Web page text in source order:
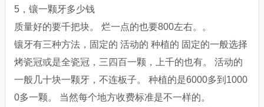
5，镶一颗牙多少钱
质量好的要千把块。 烂一点的也要800左右。。
镶牙有三种方法，固定的 活动的 种植的 固定的一般选择
烤瓷冠或是全瓷冠，三四百一颗，上千的也有。 活动的
一般几十块一颗牙，不连板子。 种植的是6000多到1000
0多一颗。 当然每个地方收费标准是不一样的。